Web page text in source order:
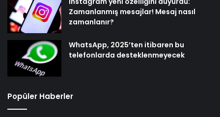
Zamanlanmış mesajlar! Mesaj nasıl
zamanlanır?
WhatsApp, 2025’ten itibaren bu
telefonlarda desteklenmeyecek
Popüler Haberler